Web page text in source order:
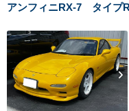
アンフィニRX-7 タイ